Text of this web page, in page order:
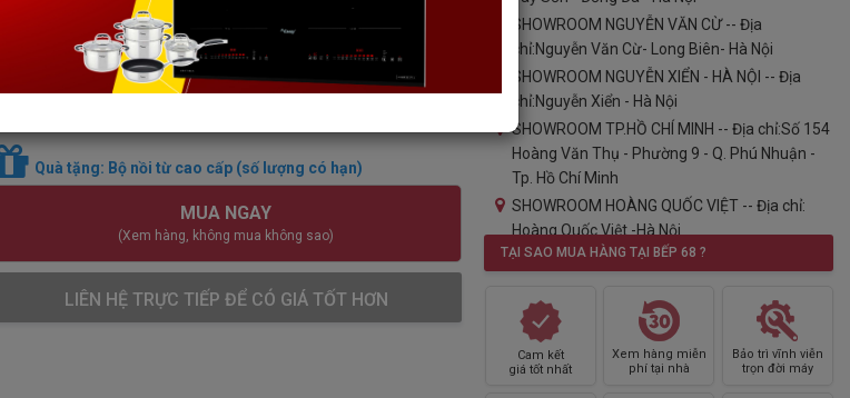
Do giá sản phẩm luôn biến động theo ngày. Quý khách vui lòng
liên hệ hotline để nhận báo giá mới và cạnh tranh nhất. Cam kết
giá luôn rẻ nhất thị trường !
Quà tặng: Bộ nồi từ cao cấp (số lượng có hạn)
MUA NGAY
(Xem hàng, không mua không sao)
LIÊN HỆ TRỰC TIẾP ĐỂ CÓ GIÁ TỐT HƠN
SHOWROOM NGUYỄN VĂN CỪ -- Địa
chỉ:Nguyễn Văn Cừ- Long Biên- Hà Nội
SHOWROOM NGUYỄN XIỂN - HÀ NỘI -- Địa
chỉ:Nguyễn Xiển - Hà Nội
SHOWROOM TP.HỒ CHÍ MINH -- Địa chỉ:Số 154
Hoàng Văn Thụ - Phường 9 - Q. Phú Nhuận -
Tp. Hồ Chí Minh
SHOWROOM HOÀNG QUỐC VIỆT -- Địa chỉ:
Hoàng Quốc Việt -Hà Nội
SHOWROOM HẢI PHÒNG -- Địa chỉ:86 Tô Hiệu,
SHOWROOM NINH BÌNH -- Địa chỉ:60 Lương
Văn Thăng- Đông Thành- Ninh Bình
SHOWROOM QUẢNG NINH -- Địa chỉ:180 Cao
TẠI SAO MUA HÀNG TẠI BẾP 68 ?
Cam kết
giá tốt nhất
Xem hàng miễn
phí tại nhà
Bảo trì vĩnh viễn
trọn đời máy